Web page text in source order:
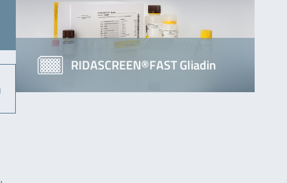
RIDASCREEN®FAST Gliadin